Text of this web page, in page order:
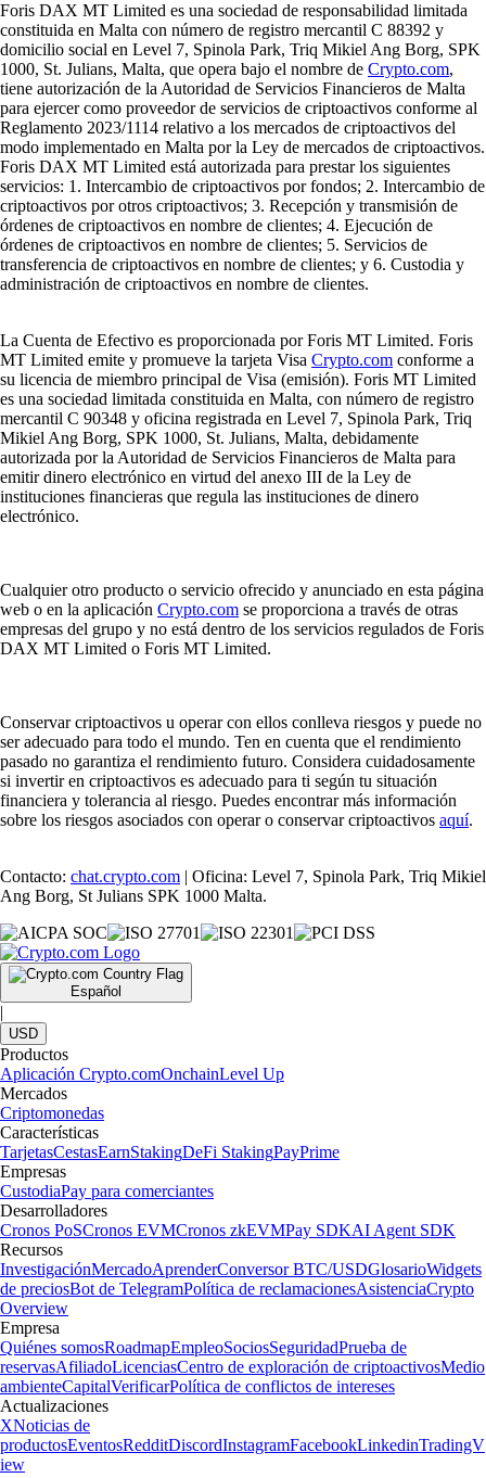
Foris DAX MT Limited es una sociedad de responsabilidad limitada
constituida en Malta con número de registro mercantil C 88392 y
domicilio social en Level 7, Spinola Park, Triq Mikiel Ang Borg, SPK
1000, St. Julians, Malta, que opera bajo el nombre de Crypto.com,
tiene autorización de la Autoridad de Servicios Financieros de Malta
para ejercer como proveedor de servicios de criptoactivos conforme al
Reglamento 2023/1114 relativo a los mercados de criptoactivos del
modo implementado en Malta por la Ley de mercados de criptoactivos.
Foris DAX MT Limited está autorizada para prestar los siguientes
servicios: 1. Intercambio de criptoactivos por fondos; 2. Intercambio de
criptoactivos por otros criptoactivos; 3. Recepción y transmisión de
órdenes de criptoactivos en nombre de clientes; 4. Ejecución de
órdenes de criptoactivos en nombre de clientes; 5. Servicios de
transferencia de criptoactivos en nombre de clientes; y 6. Custodia y
administración de criptoactivos en nombre de clientes.
La Cuenta de Efectivo es proporcionada por Foris MT Limited. Foris
MT Limited emite y promueve la tarjeta Visa Crypto.com conforme a
su licencia de miembro principal de Visa (emisión). Foris MT Limited
es una sociedad limitada constituida en Malta, con número de registro
mercantil C 90348 y oficina registrada en Level 7, Spinola Park, Triq
Mikiel Ang Borg, SPK 1000, St. Julians, Malta, debidamente
autorizada por la Autoridad de Servicios Financieros de Malta para
emitir dinero electrónico en virtud del anexo III de la Ley de
instituciones financieras que regula las instituciones de dinero
electrónico.
Cualquier otro producto o servicio ofrecido y anunciado en esta página
web o en la aplicación Crypto.com se proporciona a través de otras
empresas del grupo y no está dentro de los servicios regulados de Foris
DAX MT Limited o Foris MT Limited.
Conservar criptoactivos u operar con ellos conlleva riesgos y puede no
ser adecuado para todo el mundo. Ten en cuenta que el rendimiento
pasado no garantiza el rendimiento futuro. Considera cuidadosamente
si invertir en criptoactivos es adecuado para ti según tu situación
financiera y tolerancia al riesgo. Puedes encontrar más información
sobre los riesgos asociados con operar o conservar criptoactivos aquí.
Contacto: chat.crypto.com | Oficina: Level 7, Spinola Park, Triq Mikiel
Ang Borg, St Julians SPK 1000 Malta.
Español
|
USD
Productos
Aplicación Crypto.comOnchainLevel Up
Mercados
Criptomonedas
Características
TarjetasCestasEarnStakingDeFi StakingPayPrime
Empresas
CustodiaPay para comerciantes
Desarrolladores
Cronos PoSCronos EVMCronos zkEVMPay SDKAI Agent SDK
Recursos
InvestigaciónMercadoAprenderConversor BTC/USDGlosarioWidgets
de preciosBot de TelegramPolítica de reclamacionesAsistenciaCrypto
Overview
Empresa
Quiénes somosRoadmapEmpleoSociosSeguridadPrueba de
reservasAfiliadoLicenciasCentro de exploración de criptoactivosMedio
ambienteCapitalVerificarPolítica de conflictos de intereses
Actualizaciones
XNoticias de
productosEventosRedditDiscordInstagramFacebookLinkedinTradingV
iew